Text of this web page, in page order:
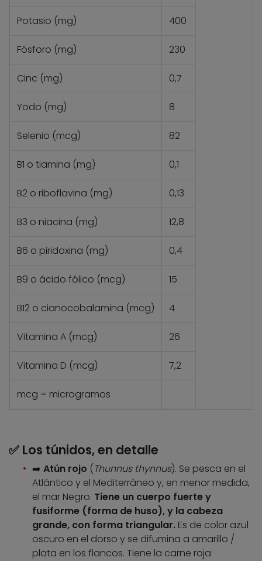
Potasio (mg) 400
Fósforo (mg) 230
Cinc (mg) 0,7
Yodo (mg) 8
Selenio (mcg) 82
B1 o tiamina (mg) 0,1
B2 o riboflavina (mg) 0,13
B3 o niacina (mg) 12,8
B6 o piridoxina (mg) 0,4
B9 o ácido fólico (mcg) 15
B12 o cianocobalamina (mcg) 4
Vitamina A (mcg) 26
Vitamina D (mcg) 7,2
mcg = microgramos
✅ Los túnidos, en detalle
➡️ Atún rojo (Thunnus thynnus). Se pesca en el
Atlántico y el Mediterráneo y, en menor medida,
el mar Negro. Tiene un cuerpo fuerte y
fusiforme (forma de huso), y la cabeza
grande, con forma triangular. Es de color azul
oscuro en el dorso y se difumina a amarillo /
plata en los flancos. Tiene la carne roja